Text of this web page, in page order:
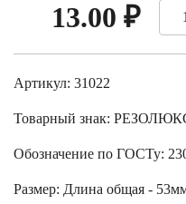
13.00 ₽
Артикул: 31022
Товарный знак:
Обозначение по ГОСТу:
Размер: Длина общая -